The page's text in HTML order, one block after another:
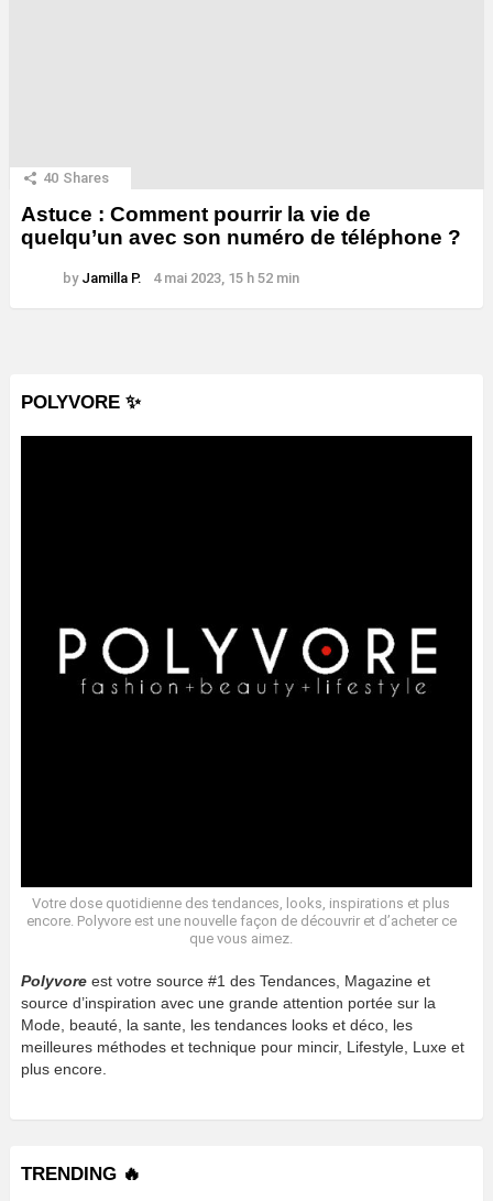
40 Shares
Astuce : Comment pourrir la vie de
quelqu’un avec son numéro de téléphone ?
by Jamilla P. 4 mai 2023, 15 h 52 min
POLYVORE ✨
Votre dose quotidienne des tendances, looks, inspirations et plus
encore. Polyvore est une nouvelle façon de découvrir et d’acheter ce
que vous aimez.
Polyvore est votre source #1 des Tendances, Magazine et
source d’inspiration avec une grande attention portée sur la
Mode, beauté, la sante, les tendances looks et déco, les
meilleures méthodes et technique pour mincir, Lifestyle, Luxe et
plus encore.
TRENDING 🔥